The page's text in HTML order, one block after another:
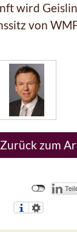
wird
von
Zurück zum